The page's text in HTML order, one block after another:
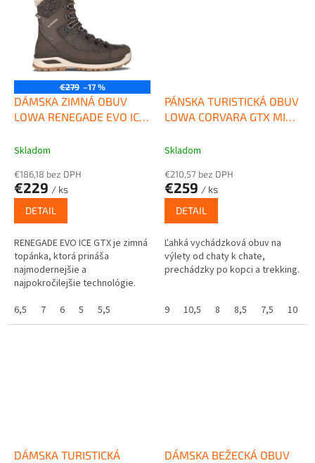
€279 –17 %
DÁMSKA ZIMNÁ OBUV
LOWA RENEGADE EVO ICE
STONE/CHAMPAGNE
Skladom
€186,18 bez DPH
€229 / ks
DETAIL
RENEGADE EVO ICE GTX je zimná
topánka, ktorá prináša
najmodernejšie a
najpokročilejšie technológie.
maximálne pohodlie aj na
dlhých...
6,5 7 6 5 5,5
PÁNSKA TURISTICKÁ OBUV
LOWA CORVARA GTX MID
Skladom
€210,57 bez DPH
€259 / ks
DETAIL
Ľahká vychádzková obuv na
výlety od chaty k chate,
prechádzky po kopci a trekking.
9 10,5 8 8,5 7,5 10
DÁMSKA TURISTICKÁ
DÁMSKA BEŽECKÁ OBUV